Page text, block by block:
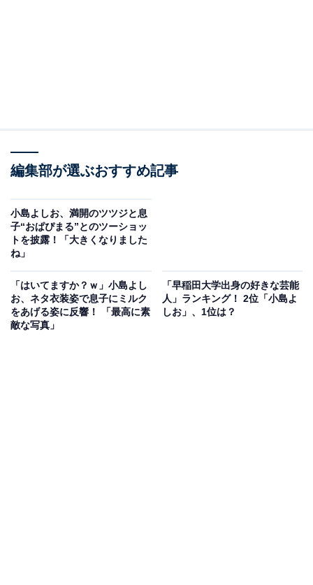
編集部が選ぶおすすめ記事
小島よしお、満開のツツジと息
子“おぱぴまる”とのツーショッ
トを披露！「大きくなりました
ね」
「はいてますか？ｗ」小島よし
お、ネタ衣装姿で息子にミルク
をあげる姿に反響！ 「最高に素
敵な写真」
「早稲田大学出身の好きな芸能
人」ランキング！ 2位「小島よ
しお」、1位は？